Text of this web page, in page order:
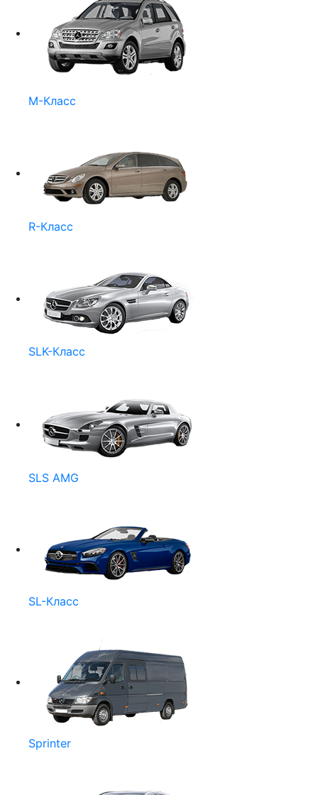
M-Класс
R-Класс
SLK-Класс
SLS AMG
SL-Класс
Sprinter